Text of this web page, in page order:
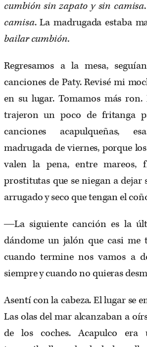
cumbión sin zapato y sin camisa
camisa. La madrugada estaba
bailar cumbión.
Regresamos a la mesa,
canciones de Paty. Revisé mi
en su lugar. Tomamos más ron.
trajeron un poco de fritanga
canciones acapulqueñas,
madrugada de viernes, porque
valen la pena, entre mareos,
prostitutas que se niegan a dejar
arrugado y seco que tengan el
―La siguiente canción es la
dándome un jalón que casi
cuando termine nos vamos a
siempre y cuando no quieras
Asentí con la cabeza. El lugar se
Las olas del mar alcanzaban a
de los coches. Acapulco era